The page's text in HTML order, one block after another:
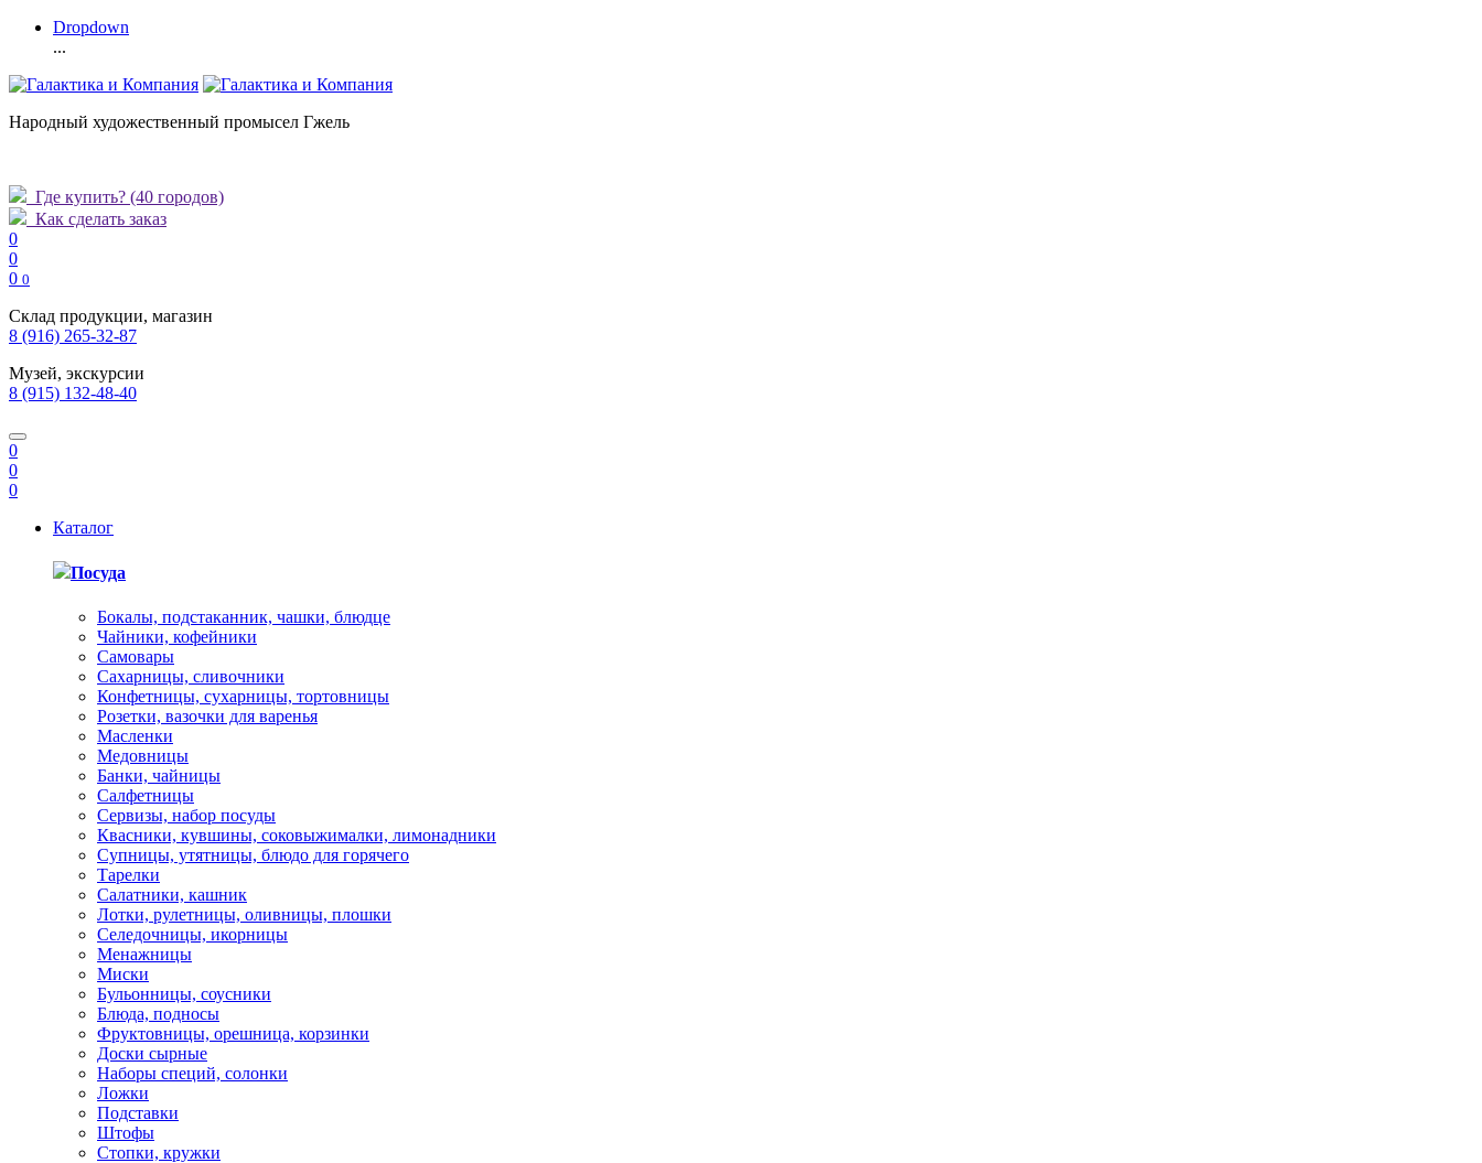
Dropdown
...
Народный художественный промысел Гжель
Где купить? (40 городов)
Как сделать заказ
0
0
0 0
Склад продукции, магазин
8 (916) 265-32-87
Музей, экскурсии
8 (915) 132-48-40
0
0
0
Каталог
Посуда
Бокалы, подстаканник, чашки, блюдце
Чайники, кофейники
Самовары
Сахарницы, сливочники
Конфетницы, сухарницы, тортовницы
Розетки, вазочки для варенья
Масленки
Медовницы
Банки, чайницы
Салфетницы
Сервизы, набор посуды
Квасники, кувшины, соковыжималки, лимонадники
Супницы, утятницы, блюдо для горячего
Тарелки
Салатники, кашник
Лотки, рулетницы, оливницы, плошки
Селедочницы, икорницы
Менажницы
Миски
Бульонницы, соусники
Блюда, подносы
Фруктовницы, орешница, корзинки
Доски сырные
Наборы специй, солонки
Ложки
Подставки
Штофы
Стопки, кружки